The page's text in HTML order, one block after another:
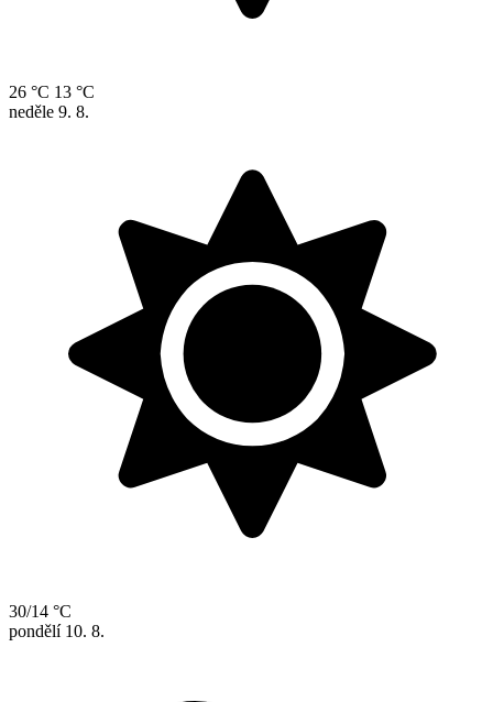
26 °C 13 °C
neděle 9. 8.
30/14 °C
pondělí 10. 8.